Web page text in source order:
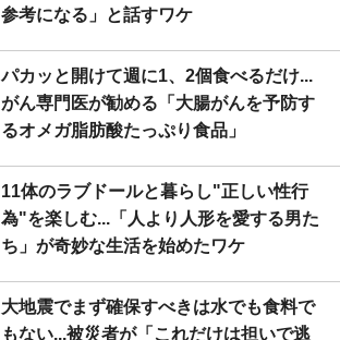
参考になる」と話すワケ
パカッと開けて週に1、2個食べるだけ...
がん専門医が勧める「大腸がんを予防す
るオメガ脂肪酸たっぷり食品」
11体のラブドールと暮らし"正しい性行
為"を楽しむ...「人より人形を愛する男た
ち」が奇妙な生活を始めたワケ
大地震でまず確保すべきは水でも食料で
もない...被災者が「これだけは担いで逃